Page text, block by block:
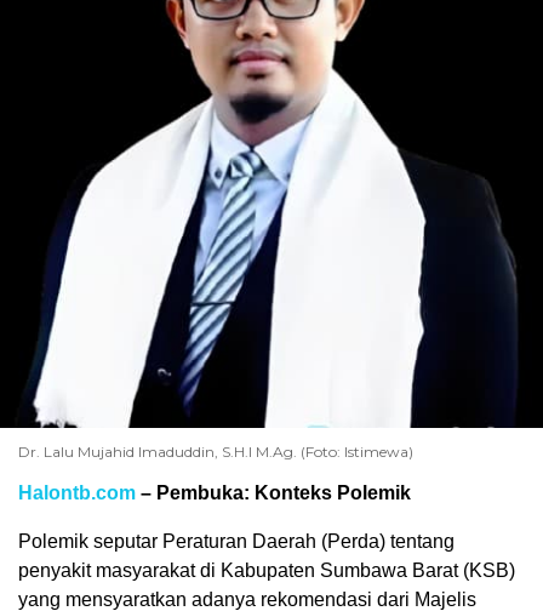
Dr. Lalu Mujahid Imaduddin, S.H.I M.Ag. (Foto: Istimewa)
Halontb.com – Pembuka: Konteks Polemik
Polemik seputar Peraturan Daerah (Perda) tentang
penyakit masyarakat di Kabupaten Sumbawa Barat (KSB)
yang mensyaratkan adanya rekomendasi dari Majelis